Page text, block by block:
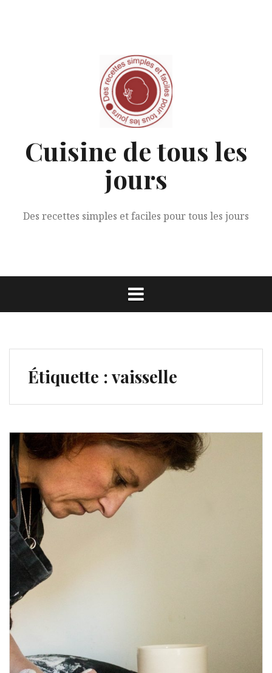
Cuisine de tous les
jours
Des recettes simples et faciles pour tous les jours
Étiquette :vaisselle